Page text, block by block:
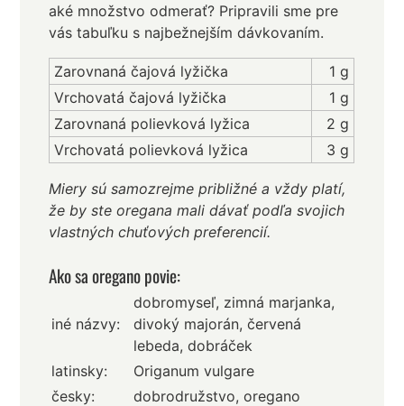
aké množstvo odmerať? Pripravili sme pre
vás tabuľku s najbežnejším dávkovaním.
Zarovnaná čajová lyžička
1 g
Vrchovatá čajová lyžička
1 g
Zarovnaná polievková lyžica
2 g
Vrchovatá polievková lyžica
3 g
Miery sú samozrejme približné a vždy platí,
že by ste oregana mali dávať podľa svojich
vlastných chuťových preferencií.
Ako sa oregano povie:
iné názvy:
dobromyseľ, zimná marjanka,
divoký majorán, červená
lebeda, dobráček
latinsky:
Origanum vulgare
česky:
dobrodružstvo, oregano